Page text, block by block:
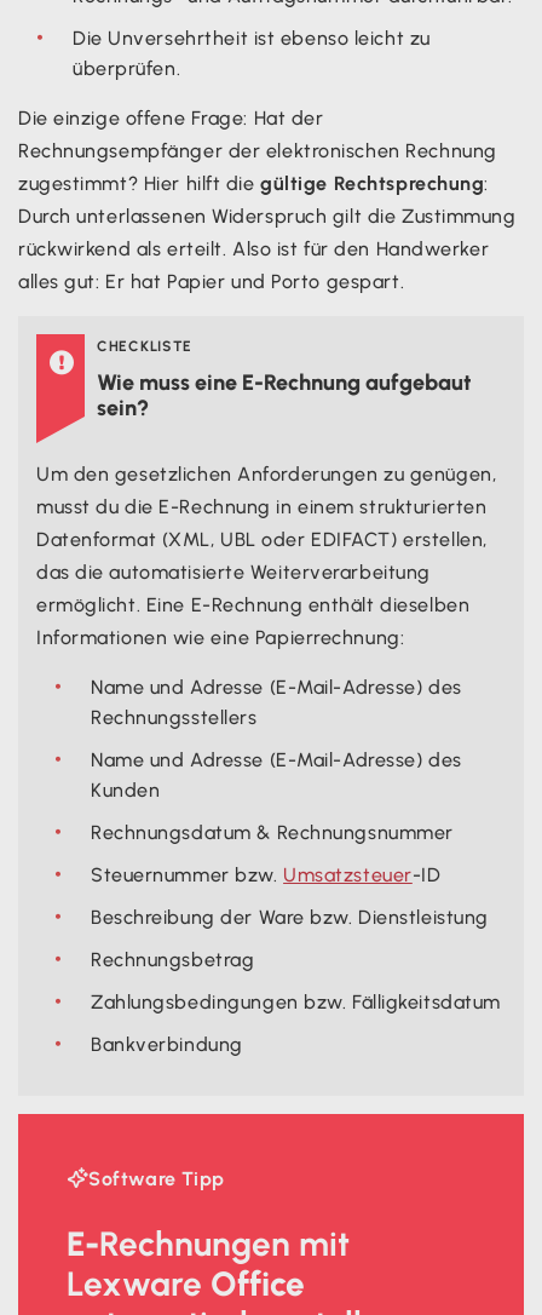
Die Unversehrtheit ist ebenso leicht zu
überprüfen.
Die einzige offene Frage: Hat der
Rechnungsempfänger der elektronischen Rechnung
zugestimmt? Hier hilft diegültige Rechtsprechung:
Durch unterlassenen Widerspruch gilt die Zustimmung
rückwirkend als erteilt. Also ist für den Handwerker
alles gut: Er hat Papier und Porto gespart.
 CHECKLISTE
Wie muss eine E-Rechnung aufgebaut
sein?
Um den gesetzlichen Anforderungen zu genügen,
musst du die E-Rechnung in einem strukturierten
Datenformat (XML, UBL oder EDIFACT) erstellen,
das die automatisierte Weiterverarbeitung
ermöglicht. Eine E-Rechnung enthält dieselben
Informationen wie eine Papierrechnung:
Name und Adresse (E-Mail-Adresse) des
Rechnungsstellers
Name und Adresse (E-Mail-Adresse) des
Kunden
Rechnungsdatum & Rechnungsnummer
Steuernummer bzw. Umsatzsteuer-ID
Beschreibung der Ware bzw. Dienstleistung
Rechnungsbetrag
Zahlungsbedingungen bzw. Fälligkeitsdatum
Bankverbindung
Software Tipp
E-Rechnungen mit
Lexware Office